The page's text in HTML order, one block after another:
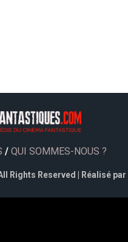
/ QUI SOMMES-NOUS ?
Rights Reserved | Réalisé par